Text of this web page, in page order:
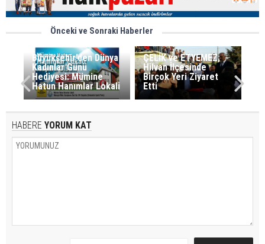
Önceki ve Sonraki Haberler
Büyükşehir’den Dünya
Kadınlar Günü
Hediyesi: Mümine
Hatun Hanımlar Lokali
ÇELİK ve ETYEMEZ;
Hilvan İlçesinde
Birçok Yeri Ziyaret
Etti
HABERE YORUM KAT